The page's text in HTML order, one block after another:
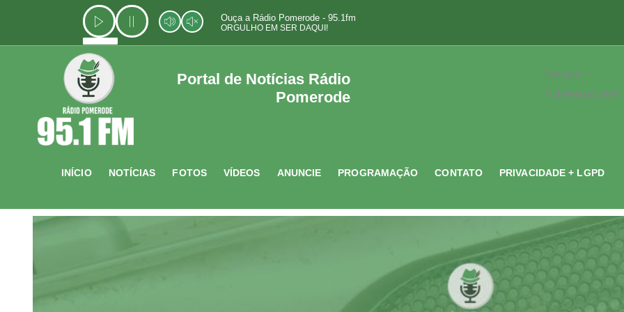
o
Ouça a Rádio Pomerode - 95.1fm
ORGULHO EM SER DAQUI!
Portal de Notícias Rádio
Pomerode
Tempo -
Tutiempo.net
INÍCIO NOTÍCIAS FOTOS VÍDEOS ANUNCIE PROGRAMAÇÃO CONTATO PRIVACIDADE + LGPD